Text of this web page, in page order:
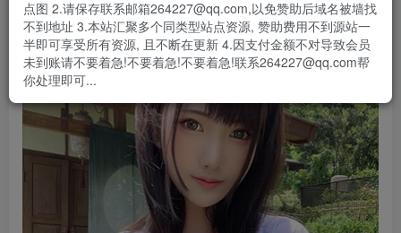
点图 2.请保存联系邮箱264227@qq.com,以免赞助后域名被墙找
不到地址 3.本站汇聚多个同类型站点资源, 赞助费用不到源站一
半即可享受所有资源, 且不断在更新 4.因支付金额不对导致会员
未到账请不要着急!不要着急!不要着急!联系264227@qq.com帮
你处理即可...